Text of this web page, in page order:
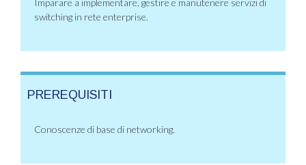
switching in rete enterprise.
PREREQUISITI
Conoscenze di base di networking.